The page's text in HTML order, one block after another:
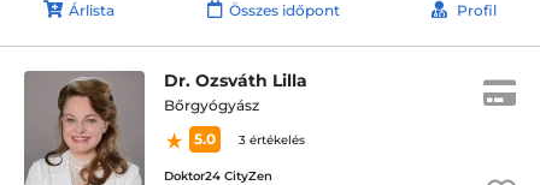
Árlista Összes időpont Profil
Dr. Ozsváth Lilla
Bőrgyógyász
5.0
3 értékelés
Doktor24 CityZen